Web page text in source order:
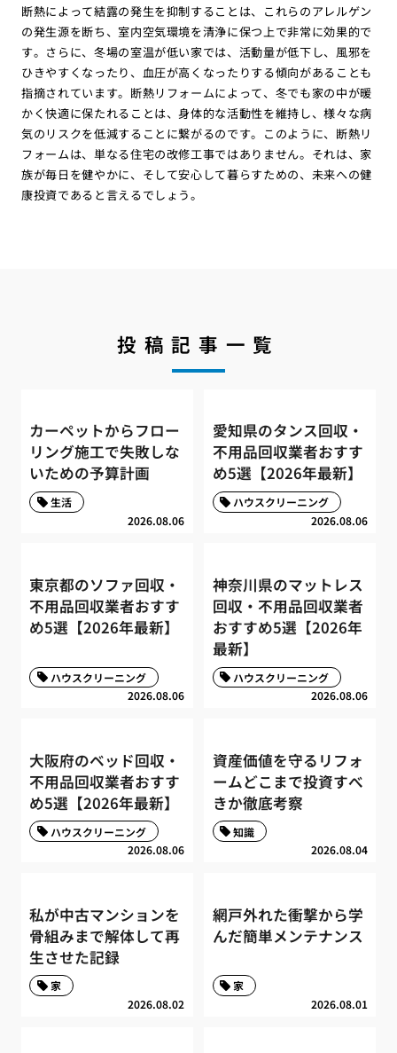
断熱によって結露の発生を抑制することは、これらのアレルゲン
の発生源を断ち、室内空気環境を清浄に保つ上で非常に効果的で
す。さらに、冬場の室温が低い家では、活動量が低下し、風邪を
ひきやすくなったり、血圧が高くなったりする傾向があることも
指摘されています。断熱リフォームによって、冬でも家の中が暖
かく快適に保たれることは、身体的な活動性を維持し、様々な病
気のリスクを低減することに繋がるのです。このように、断熱リ
フォームは、単なる住宅の改修工事ではありません。それは、家
族が毎日を健やかに、そして安心して暮らすための、未来への健
康投資であると言えるでしょう。
投稿記事一覧
カーペットからフロー
リング施工で失敗しな
いための予算計画
2026.08.06
生活
愛知県のタンス回収・
不用品回収業者おすす
め5選【2026年最新】
2026.08.06
ハウスクリーニング
東京都のソファ回収・
不用品回収業者おすす
め5選【2026年最新】
2026.08.06
ハウスクリーニング
神奈川県のマットレス
回収・不用品回収業者
おすすめ5選【2026年
最新】
2026.08.06
ハウスクリーニング
大阪府のベッド回収・
不用品回収業者おすす
め5選【2026年最新】
2026.08.06
ハウスクリーニング
資産価値を守るリフォ
ームどこまで投資すべ
きか徹底考察
2026.08.04
知識
私が中古マンションを
骨組みまで解体して再
生させた記録
2026.08.02
家
網戸外れた衝撃から学
んだ簡単メンテナンス
2026.08.01
家